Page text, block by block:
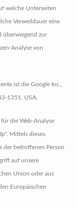
welche Unterseiten
Verweildauer eine
überwiegend zur
Analyse von
ist die Google Inc.,
1351, USA.
die Web-Analyse
Mittels dieses
der betroffenen Person
auf unsere
Union oder aus
Europäischen